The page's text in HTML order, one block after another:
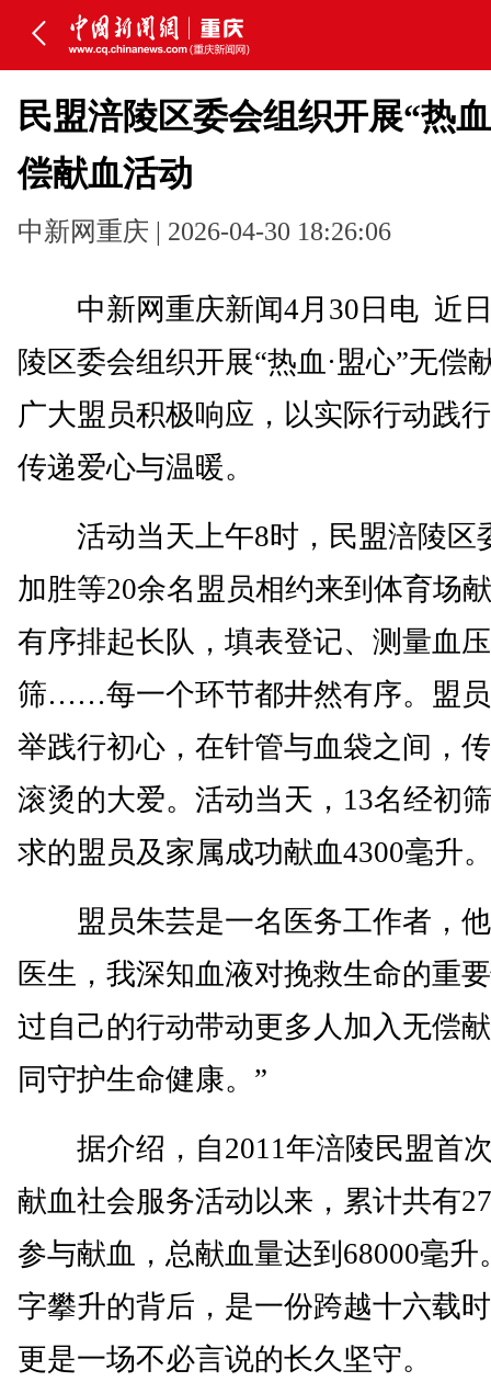
民盟涪陵区委会组织开展“热
偿献血活动
中新网重庆 | 2026-04-30 18:26:06
中新网重庆新闻4月30日电 近
陵区委会组织开展“热血·盟心”无偿
广大盟员积极响应，以实际行动践
传递爱心与温暖。
活动当天上午8时，民盟涪陵区
加胜等20余名盟员相约来到体育场
有序排起长队，填表登记、测量血
筛……每一个环节都井然有序。盟
举践行初心，在针管与血袋之间，
滚烫的大爱。活动当天，13名经初
求的盟员及家属成功献血4300毫升
盟员朱芸是一名医务工作者，他
医生，我深知血液对挽救生命的重
过自己的行动带动更多人加入无偿
同守护生命健康。”
据介绍，自2011年涪陵民盟首
献血社会服务活动以来，累计共有
参与献血，总献血量达到68000毫升
字攀升的背后，是一份跨越十六载
更是一场不必言说的长久坚守。